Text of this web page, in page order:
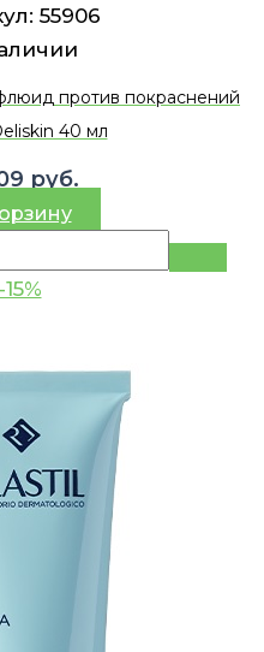
55906
против покраснений
40 мл
руб.
-15%